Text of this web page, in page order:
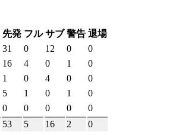
先発 フル サブ 警告 退場
31 0 12 0
0
16 4 0 1
0
1 0 4 0
0
5 1 0 1
0
0 0 0 0
0
53 5 16 2 0